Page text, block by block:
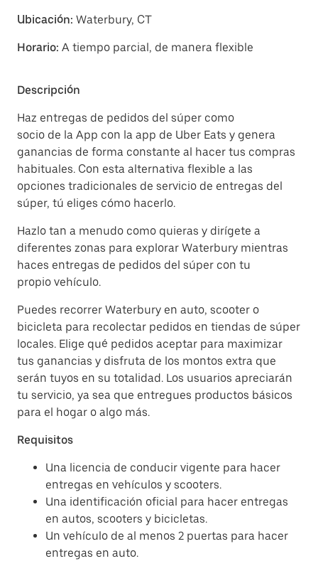
Ubicación: Waterbury, CT
Horario: A tiempo parcial, de manera flexible
Descripción
Haz entregas de pedidos del súper como
socio de la App con la app de Uber Eats y genera
ganancias de forma constante al hacer tus compras
habituales. Con esta alternativa flexible a las
opciones tradicionales de servicio de entregas del
súper, tú eliges cómo hacerlo.
Hazlo tan a menudo como quieras y dirígete a
diferentes zonas para explorar Waterbury mientras
haces entregas de pedidos del súper con tu
propio vehículo.
Puedes recorrer Waterbury en auto, scooter o
bicicleta para recolectar pedidos en tiendas de súper
locales. Elige qué pedidos aceptar para maximizar
tus ganancias y disfruta de los montos extra que
serán tuyos en su totalidad. Los usuarios apreciarán
tu servicio, ya sea que entregues productos básicos
para el hogar o algo más.
Requisitos
Una licencia de conducir vigente para hacer
entregas en vehículos y scooters.
Una identificación oficial para hacer entregas
en autos, scooters y bicicletas.
Un vehículo de al menos 2 puertas para hacer
entregas en auto.